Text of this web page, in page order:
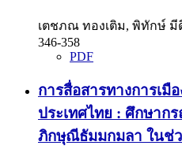
เตชภณ ทองเติม, พิทักษ์ มี
346-358
PDF
การสื่อสารทางการเมื
ประเทศไทย : ศึกษา
ภิกษุณีธัมมกมลา ในช่ว